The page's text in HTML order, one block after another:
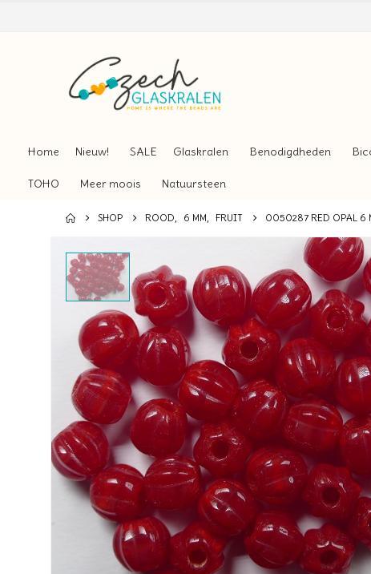
Home Nieuw! SALE Glaskralen Benodigdheden
TOHO Meer moois Natuursteen
SHOP ROOD, 6 MM, FRUIT 0050287 RED OPAL 6